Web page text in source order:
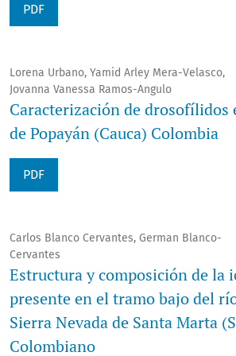
PDF
Lorena Urbano, Yamid Arley Mera-Velasco,
Jovanna Vanessa Ramos-Angulo
Caracterización de drosofílidos
de Popayán (Cauca) Colombia
PDF
Carlos Blanco Cervantes, German Blanco-
Cervantes
Estructura y composición de la
presente en el tramo bajo del
Sierra Nevada de Santa Marta
Colombiano